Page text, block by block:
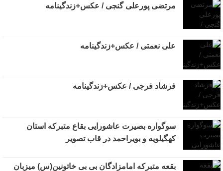
مرتضی پورعلی گنجی / عکس+زندگینامه
علی نعمتی / عکس+زندگینامه
فرشاد فرجی / عکس+زندگینامه
سوگواره بصیرت عاشورایی بقاع متبرکه استان
کهگیلویه و بویراحمد در قاب تصویر
بقعه متبرکه امامزادگان بی بی خاتونین(س) میزبان